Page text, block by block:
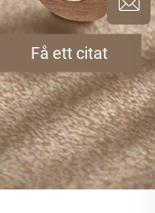
Få ett citat